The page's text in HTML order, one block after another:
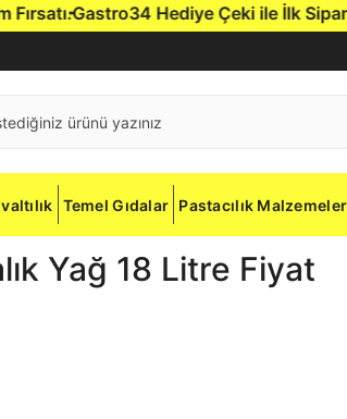
Gastro34 Hediye Çeki ile İlk
Temel Gıdalar Pastacılık
Yağ 18 Litre Fiyat